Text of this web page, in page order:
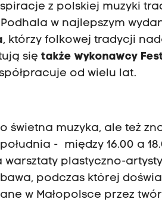
z polskiej muzyki
w najlepszym
, którzy folkowej tradycji
siętakże wykonawcy
od wielu lat.
świetna muzyka, ale też
- między 16.00 a
plastyczno-
podczas której
w Małopolsce przez